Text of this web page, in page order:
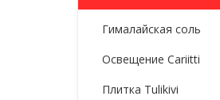
Гималайская соль
Освещение Cariitti
Плитка Tulikivi